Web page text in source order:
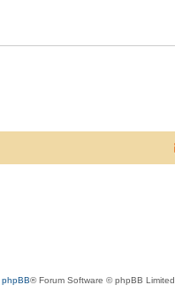
phpBB® Forum Software © phpBB Limited